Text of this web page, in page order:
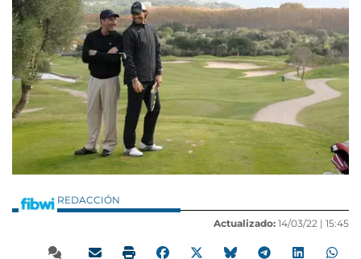
REDACCIÓN
Actualizado: 14/03/22 | 15:45